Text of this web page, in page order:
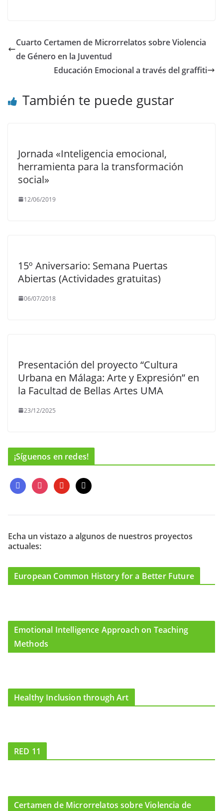
Cuarto Certamen de Microrrelatos sobre Violencia
de Género en la Juventud
Educación Emocional a través del graffiti
También te puede gustar
Jornada «Inteligencia emocional,
herramienta para la transformación
social»
12/06/2019
15º Aniversario: Semana Puertas
Abiertas (Actividades gratuitas)
06/07/2018
Presentación del proyecto “Cultura
Urbana en Málaga: Arte y Expresión” en
la Facultad de Bellas Artes UMA
23/12/2025
¡Síguenos en redes!
f
a
e
o
o
i
n
t
g
r
m
y
o
t
b
m
a
l
Echa un vistazo a algunos de nuestros proyectos
actuales:
European Common History for a Better Future
Emotional Intelligence Approach on Teaching
Methods
Healthy Inclusion through Art
RED 11
Certamen de Microrrelatos sobre Violencia de